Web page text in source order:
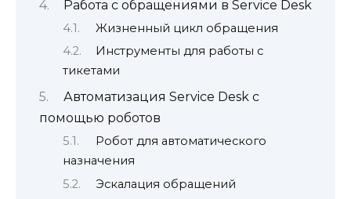
Работа с обращениями в Service Desk
Жизненный цикл обращения
Инструменты для работы с
тикетами
Автоматизация Service Desk с
помощью роботов
Робот для автоматического
назначения
Эскалация обращений